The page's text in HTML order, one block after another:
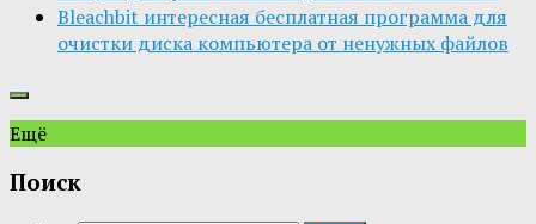
Bleachbit интересная бесплатная программа для
очистки диска компьютера от ненужных файлов
Ещё
Поиск